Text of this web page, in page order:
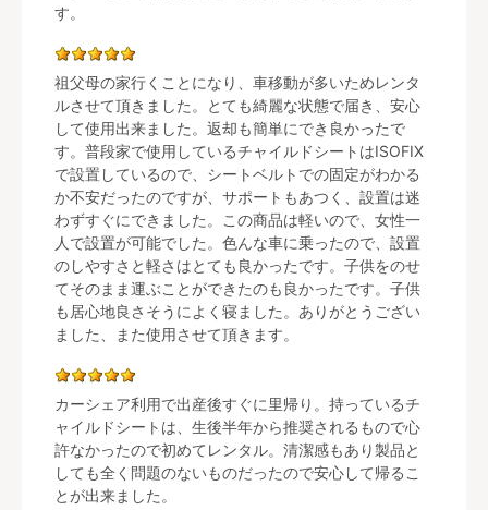
す。
祖父母の家行くことになり、車移動が多いためレンタ
ルさせて頂きました。とても綺麗な状態で届き、安心
して使用出来ました。返却も簡単にでき良かったで
す。普段家で使用しているチャイルドシートはISOFIX
で設置しているので、シートベルトでの固定がわかる
か不安だったのですが、サポートもあつく、設置は迷
わずすぐにできました。この商品は軽いので、女性一
人で設置が可能でした。色んな車に乗ったので、設置
のしやすさと軽さはとても良かったです。子供をのせ
てそのまま運ぶことができたのも良かったです。子供
も居心地良さそうによく寝ました。ありがとうござい
ました、また使用させて頂きます。
カーシェア利用で出産後すぐに里帰り。持っているチ
ャイルドシートは、生後半年から推奨されるもので心
許なかったので初めてレンタル。清潔感もあり製品と
しても全く問題のないものだったので安心して帰るこ
とが出来ました。